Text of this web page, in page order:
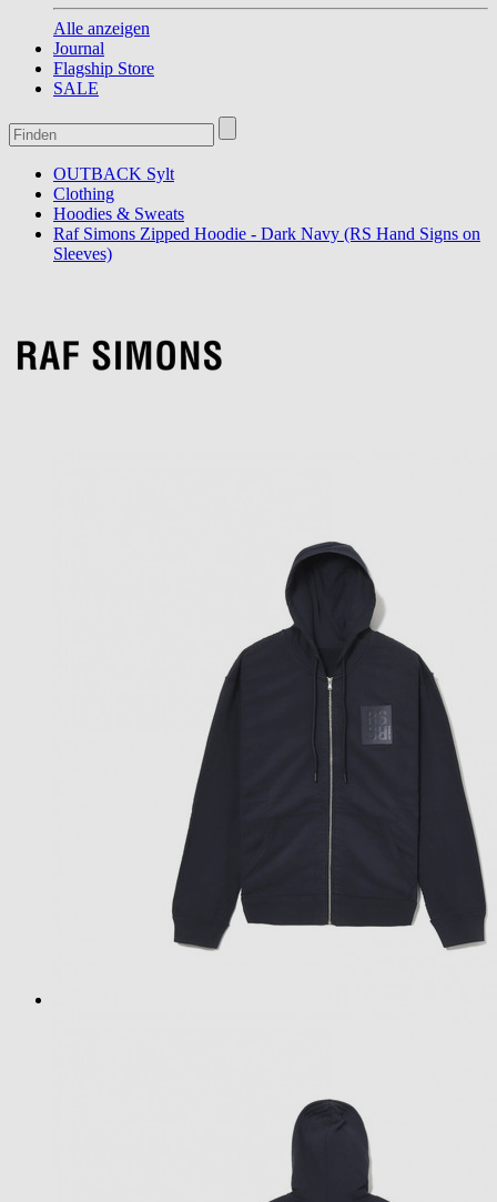
Alle anzeigen
Journal
Flagship Store
SALE
OUTBACK Sylt
Clothing
Hoodies & Sweats
Raf Simons Zipped Hoodie - Dark Navy (RS Hand Signs on
Sleeves)